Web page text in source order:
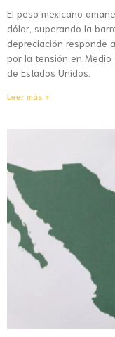
El peso mexicano
dólar, superando la
depreciación responde
por la tensión en Medio
de Estados Unidos.
Leer más »